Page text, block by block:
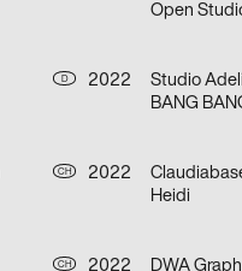
Open
D
2022
Studio
BANG
CH
2022
Heidi
CH
2022
DWA